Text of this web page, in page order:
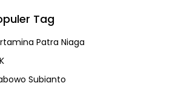
Tag
Patra Niaga
Subianto